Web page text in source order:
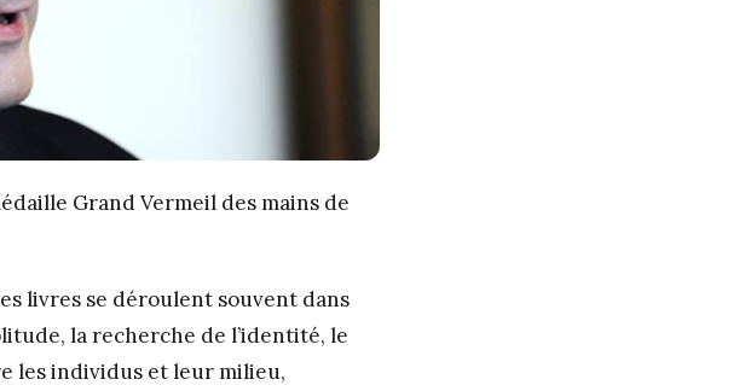
Grand Vermeil des mains de
livres se déroulent souvent dans
la recherche de l’identité, le
les individus et leur milieu,